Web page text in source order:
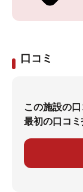
口コミ
この施設の口
最初の口コ